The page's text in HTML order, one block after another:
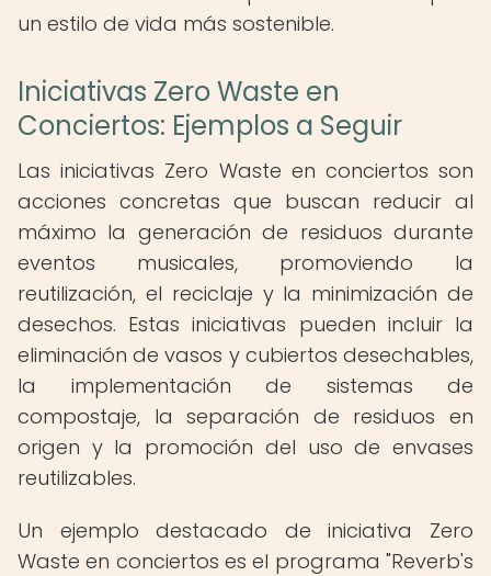
un estilo de vida más sostenible.
Iniciativas Zero Waste en
Conciertos: Ejemplos a Seguir
Las iniciativas Zero Waste en conciertos son
acciones concretas que buscan reducir al
máximo la generación de residuos durante
eventos musicales, promoviendo la
reutilización, el reciclaje y la minimización de
desechos. Estas iniciativas pueden incluir la
eliminación de vasos y cubiertos desechables,
la implementación de sistemas de
compostaje, la separación de residuos en
origen y la promoción del uso de envases
reutilizables.
Un ejemplo destacado de iniciativa Zero
Waste en conciertos es el programa "Reverb's